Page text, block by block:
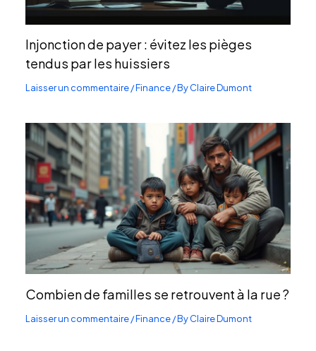
Injonction de payer : évitez les pièges
tendus par les huissiers
Laisser un commentaire/Finance/ ByClaire Dumont
Combien de familles se retrouvent à la rue ?
Laisser un commentaire/Finance/ ByClaire Dumont